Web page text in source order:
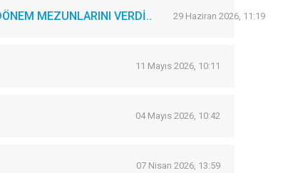
MEZUNLARINI VERDİ.. 29 Haziran 2026, 11:19
11 Mayıs 2026, 10:11
04 Mayıs 2026, 10:42
07 Nisan 2026, 13:59